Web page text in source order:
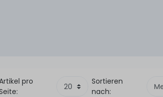
pro
Sortieren
nach: